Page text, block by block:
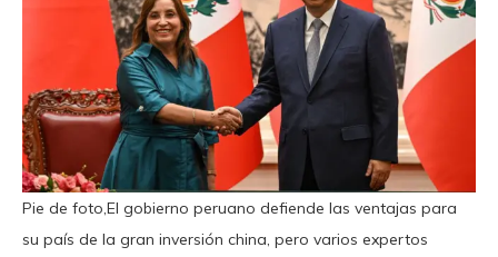
Pie de foto,El gobierno peruano defiende las ventajas para
su país de la gran inversión china, pero varios expertos